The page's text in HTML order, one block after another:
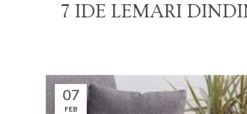
7 IDE LEMARI
07
FEB